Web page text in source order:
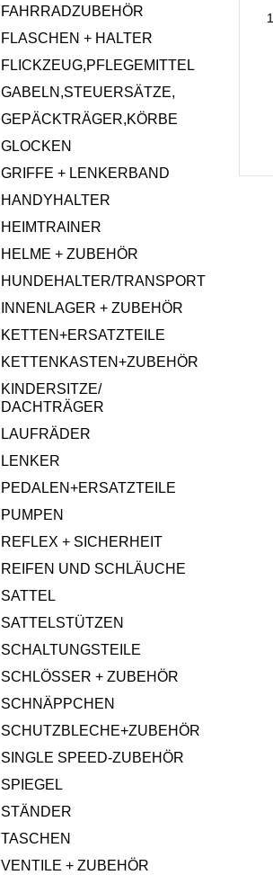
FAHRRADZUBEHÖR
FLASCHEN + HALTER
FLICKZEUG,PFLEGEMITTEL
GABELN,STEUERSÄTZE,
GEPÄCKTRÄGER,KÖRBE
GLOCKEN
GRIFFE + LENKERBAND
HANDYHALTER
HEIMTRAINER
HELME + ZUBEHÖR
HUNDEHALTER/TRANSPORT
INNENLAGER + ZUBEHÖR
KETTEN+ERSATZTEILE
KETTENKASTEN+ZUBEHÖR
KINDERSITZE/
DACHTRÄGER
LAUFRÄDER
LENKER
PEDALEN+ERSATZTEILE
PUMPEN
REFLEX + SICHERHEIT
REIFEN UND SCHLÄUCHE
SATTEL
SATTELSTÜTZEN
SCHALTUNGSTEILE
SCHLÖSSER + ZUBEHÖR
SCHNÄPPCHEN
SCHUTZBLECHE+ZUBEHÖR
SINGLE SPEED-ZUBEHÖR
SPIEGEL
STÄNDER
TASCHEN
VENTILE + ZUBEHÖR